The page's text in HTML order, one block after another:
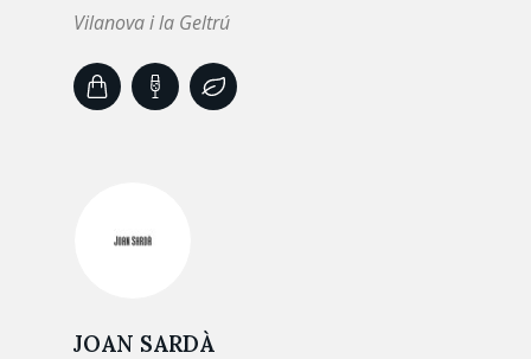
Vilanova i la Geltrú
JOAN SARDÀ